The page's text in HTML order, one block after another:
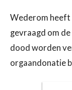
Wederom heeft
gevraagd om
dood worden
orgaandonatie